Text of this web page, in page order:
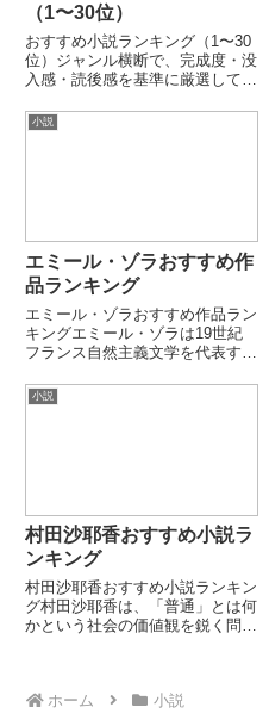
（1〜30位）
おすすめ小説ランキング（1〜30
位）ジャンル横断で、完成度・没
入感・読後感を基準に厳選してい
エンタメを中心に評価していま
小説
エミール・ゾラおすすめ作
品ランキング
エミール・ゾラおすすめ作品ラン
キングエミール・ゾラは19世紀
フランス自然主義文学を代表する
うとする「実験小説」の理論を掲
げ、労働・貧困・欲望をリアルに
小説
村田沙耶香おすすめ小説ラ
ンキング
村田沙耶香おすすめ小説ランキン
グ村田沙耶香は、「普通」とは何
かという社会の価値観を鋭く問い
や家族、恋愛、生殖などを独創的
ホーム 小説